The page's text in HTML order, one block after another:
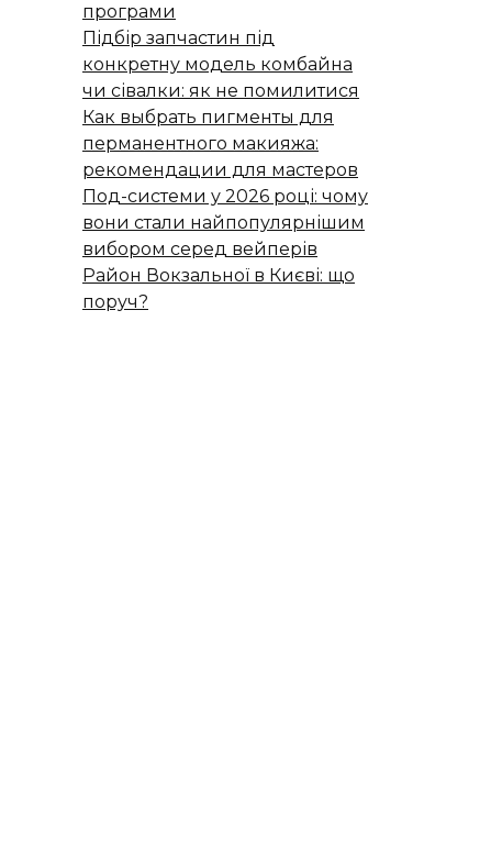
програми
Підбір запчастин під
конкретну модель комбайна
чи сівалки: як не помилитися
Как выбрать пигменты для
перманентного макияжа:
рекомендации для мастеров
Под-системи у 2026 році: чому
вони стали найпопулярнішим
вибором серед вейперів
Район Вокзальної в Києві: що
поруч?